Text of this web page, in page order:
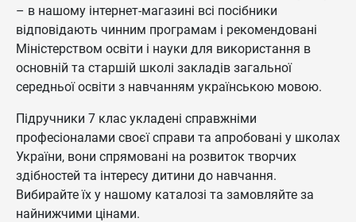
– в нашому інтернет-магазині всі посібники
відповідають чинним програмам і рекомендовані
Міністерством освіти і науки для використання в
основній та старшій школі закладів загальної
середньої освіти з навчанням українською мовою.
Підручники 7 клас укладені справжніми
професіоналами своєї справи та апробовані у школах
України, вони спрямовані на розвиток творчих
здібностей та інтересу дитини до навчання.
Вибирайте їх у нашому каталозі та замовляйте за
найнижчими цінами.